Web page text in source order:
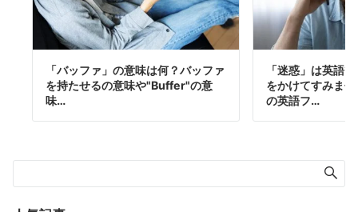
「バッファ」の意味は何？バッファ
を持たせるの意味や"Buffer"の意
味…
「迷惑」は英語
をかけてすみま
の英語フ…